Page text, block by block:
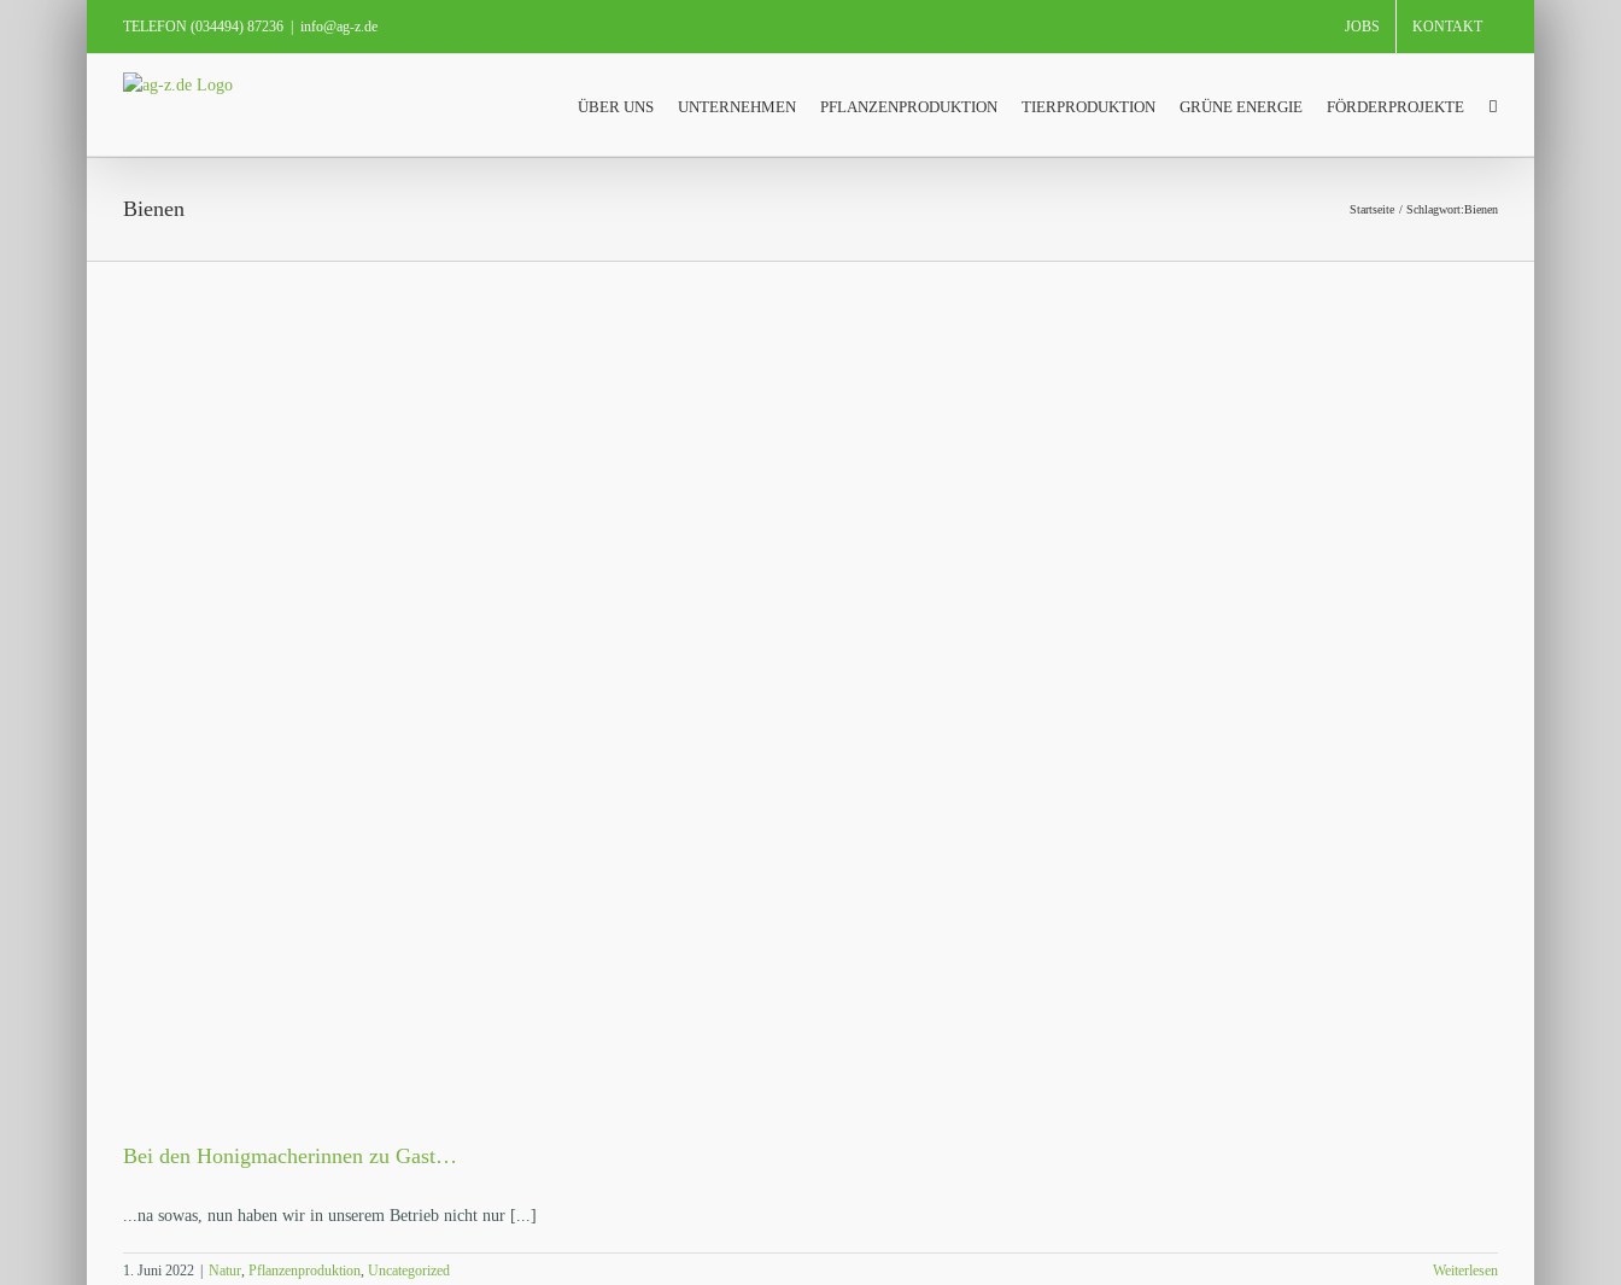
TELEFON (034494) 87236 info@ag-z.de JOBS KONTAKT
ÜBER UNS UNTERNEHMEN PFLANZENPRODUKTION TIERPRODUKTION GRÜNE ENERGIE FÖRDERPROJEKTE
Bienen Startseite Schlagwort:Bienen
Bei den Honigmacherinnen zu Gast…
...na sowas, nun haben wir in unserem Betrieb nicht nur [...]
1. Juni 2022 Natur, Pflanzenproduktion, Uncategorized Weiterlesen